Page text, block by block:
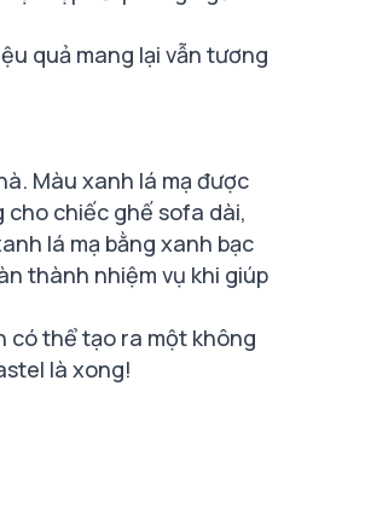
quả mang lại vẫn tương
Màu xanh lá mạ được
cho chiếc ghế sofa dài,
lá mạ bằng xanh bạc
thành nhiệm vụ khi giúp
có thể tạo ra một không
là xong!